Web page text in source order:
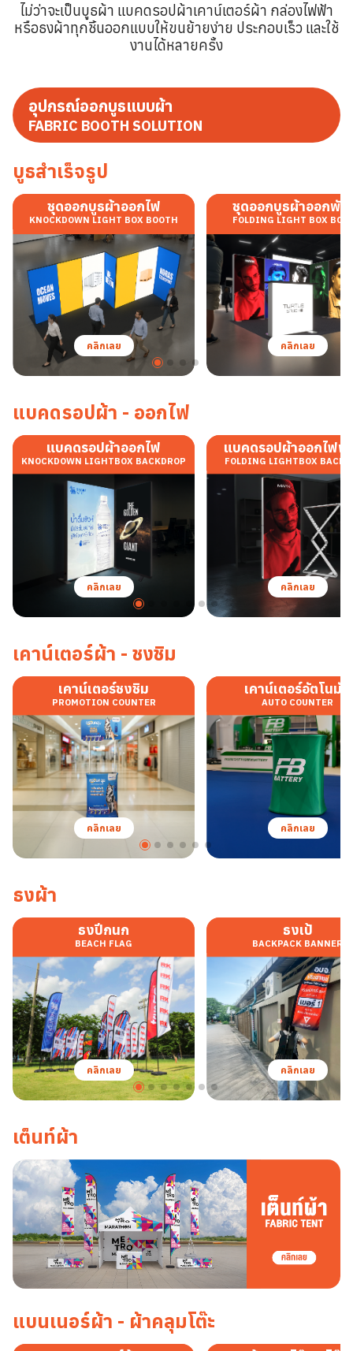
ไม่ว่าจะเป็นบูธผ้า แบคดรอปผ้าเคาน์เตอร์ผ้า กล่องไฟฟ้า
หรือธงผ้าทุกชิ้นออกแบบให้ขนย้ายง่าย ประกอบเร็ว และใช้
งานได้หลายครั้ง
อุปกรณ์ออกบูธแบบผ้า
FABRIC BOOTH SOLUTION
บูธสำเร็จรูป
ชุดออกบูธผ้าออกไฟ
KNOCKDOWN LIGHT BOX BOOTH
คลิกเลย
ชุดออกบูธผ้าออกพับ
FOLDING LIGHT BOX
คลิกเลย
แบคดรอปผ้า - ออกไฟ
แบคดรอปผ้าออกไฟ
KNOCKDOWN LIGHTBOX BACKDROP
คลิกเลย
แบคดรอปผ้าออกไฟพั
FOLDING LIGHTBOX
คลิกเลย
เคาน์เตอร์ผ้า - ชงชิม
เคาน์เตอร์ชงชิม
PROMOTION COUNTER
คลิกเลย
เคาน์เตอร์อัตโนมัติ
AUTO COUNTER
คลิกเลย
ธงผ้า
ธงปีกนก
BEACH FLAG
คลิกเลย
ธงเป้
BACKPACK BANNER
คลิกเลย
เต็นท์ผ้า
แบนเนอร์ผ้า - ผ้าคลุมโต๊ะ